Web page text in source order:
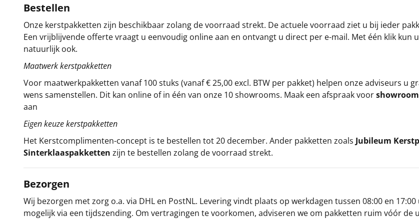
Bestellen
Onze kerstpakketten zijn beschikbaar zolang de voorraad strekt. De actuele voorraad ziet u bij ieder
Een vrijblijvende offerte vraagt u eenvoudig online aan en ontvangt u direct per e-mail. Met één klik kun
natuurlijk ook.
Maatwerk kerstpakketten
Voor maatwerkpakketten vanaf 100 stuks (vanaf € 25,00 excl. BTW per pakket) helpen onze adviseurs u
wens samenstellen. Dit kan online of in één van onze 10 showrooms. Maak een afspraak voor
aan
Eigen keuze kerstpakketten
Het Kerstcomplimenten-concept is te bestellen tot 20 december. Ander pakketten zoals Jubileum
Sinterklaaspakketten zijn te bestellen zolang de voorraad strekt.
Bezorgen
Wij bezorgen met zorg o.a. via DHL en PostNL. Levering vindt plaats op werkdagen tussen 08:00 en
mogelijk via een tijdszending. Om vertragingen te voorkomen, adviseren we om pakketten ruim vóór de